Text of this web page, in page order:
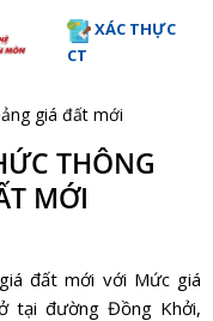
XÁC THỰC
CT
giá đất mới
THÔNG
MỚI
đất mới với Mức giá
tại đường Đồng Khởi,